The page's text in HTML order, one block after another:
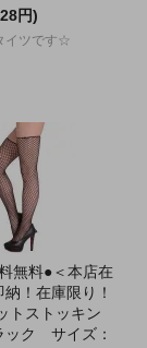
円)
イツです☆
無料●＜本店在
！在庫限り！
トストッキン
ク サイズ：